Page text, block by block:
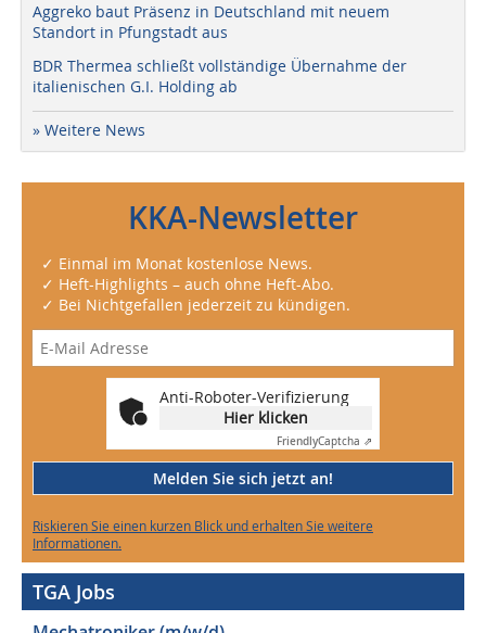
Aggreko baut Präsenz in Deutschland mit neuem
Standort in Pfungstadt aus
BDR Thermea schließt vollständige Übernahme der
italienischen G.I. Holding ab
» Weitere News
KKA-Newsletter
✓ Einmal im Monat kostenlose News.
✓ Heft-Highlights – auch ohne Heft-Abo.
✓ Bei Nichtgefallen jederzeit zu kündigen.
Anti-Roboter-Verifizierung
Hier klicken
FriendlyCaptcha ⇗
Melden Sie sich jetzt an!
Riskieren Sie einen kurzen Blick und erhalten Sie weitere
Informationen.
TGA Jobs